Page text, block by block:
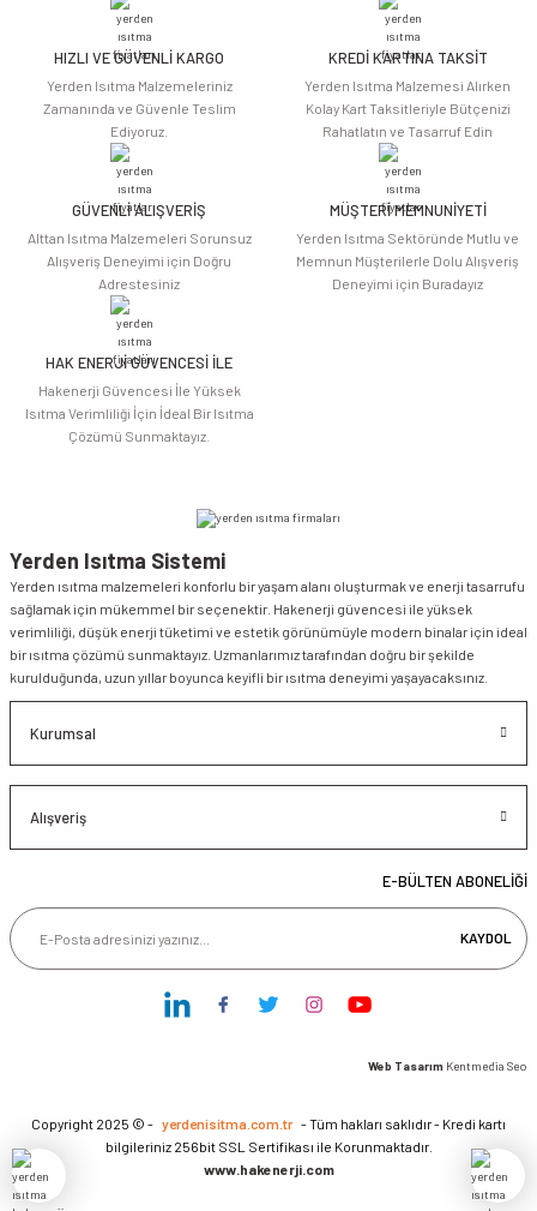
Görüş ve önerileriniz için teşekkür ederiz.
Ürün açıklamasında eksik bilgiler bulunuyor.
Ürün bilgilerinde hatalar bulunuyor.
Ürün fiyatı diğer sitelerden daha pahalı.
Bu ürüne benzer farklı alternatifler olmalı.
HIZLI VE GÜVENLİ KARGO
Yerden Isıtma Malzemeleriniz
Zamanında ve Güvenle Teslim
Ediyoruz.
KREDİ KARTINA TAKSİT
Yerden Isıtma Malzemesi Alırken
Kolay Kart Taksitleriyle Bütçenizi
Rahatlatın ve Tasarruf Edin
GÜVENLİ ALIŞVERİŞ
Alttan Isıtma Malzemeleri Sorunsuz
Alışveriş Deneyimi için Doğru
Adrestesiniz
MÜŞTERİ MEMNUNİYETİ
Yerden Isıtma Sektöründe Mutlu ve
Memnun Müşterilerle Dolu Alışveriş
Deneyimi için Buradayız
HAK ENERJİ GÜVENCESİ İLE
Hakenerji Güvencesi İle Yüksek
Isıtma Verimliliği İçin İdeal Bir Isıtma
Çözümü Sunmaktayız.
Yerden Isıtma Sistemi
Yerden ısıtma malzemeleri konforlu bir yaşam alanı oluşturmak ve enerji tasarrufu
sağlamak için mükemmel bir seçenektir. Hakenerji güvencesi ile yüksek
verimliliği, düşük enerji tüketimi ve estetik görünümüyle modern binalar için ideal
bir ısıtma çözümü sunmaktayız. Uzmanlarımız tarafından doğru bir şekilde
kurulduğunda, uzun yıllar boyunca keyifli bir ısıtma deneyimi yaşayacaksınız.
Kurumsal
Alışveriş
E-BÜLTEN ABONELİĞİ
KAYDOL
Web Tasarım Kentmedia Seo
Copyright 2025 © - yerdenisitma.com.tr - Tüm hakları saklıdır - Kredi kartı
bilgileriniz 256bit SSL Sertifikası ile Korunmaktadır.
www.hakenerji.com